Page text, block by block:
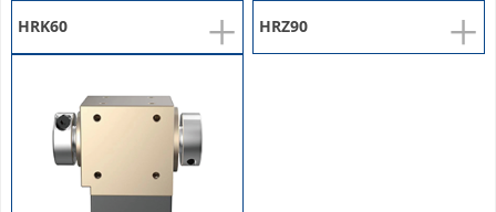
+
HRK60 +
HRZ90